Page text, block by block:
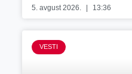
5. avgust 2026. 13:36
VESTI